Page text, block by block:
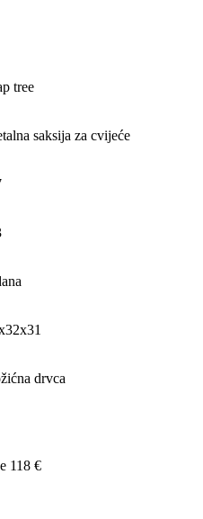
tree
saksija za cvijeće
drvca
118 €